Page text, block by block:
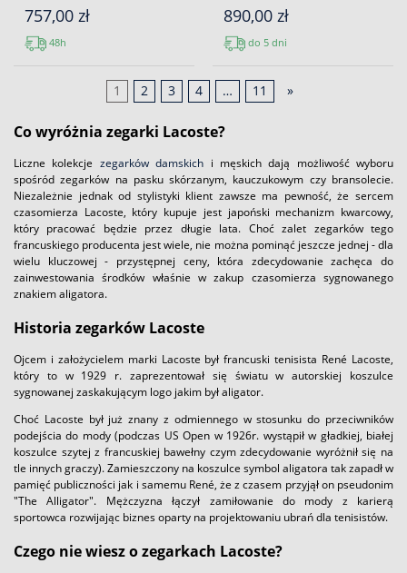
757,00 zł
48h
890,00 zł
do 5 dni
1 2 3 4 … 11 »
Co wyróżnia zegarki Lacoste?
Liczne kolekcje zegarków damskich i męskich dają możliwość wyboru
spośród zegarków na pasku skórzanym, kauczukowym czy bransolecie.
Niezależnie jednak od stylistyki klient zawsze ma pewność, że sercem
czasomierza Lacoste, który kupuje jest japoński mechanizm kwarcowy,
który pracować będzie przez długie lata. Choć zalet zegarków tego
francuskiego producenta jest wiele, nie można pominąć jeszcze jednej - dla
wielu kluczowej - przystępnej ceny, która zdecydowanie zachęca do
zainwestowania środków właśnie w zakup czasomierza sygnowanego
znakiem aligatora.
Historia zegarków Lacoste
Ojcem i założycielem marki Lacoste był francuski tenisista René Lacoste,
który to w 1929 r. zaprezentował się światu w autorskiej koszulce
sygnowanej zaskakującym logo jakim był aligator.
Choć Lacoste był już znany z odmiennego w stosunku do przeciwników
podejścia do mody (podczas US Open w 1926r. wystąpił w gładkiej, białej
koszulce szytej z francuskiej bawełny czym zdecydowanie wyróżnił się na
tle innych graczy). Zamieszczony na koszulce symbol aligatora tak zapadł w
pamięć publiczności jak i samemu René, że z czasem przyjął on pseudonim
"The Alligator". Mężczyzna łączył zamiłowanie do mody z karierą
sportowca rozwijając biznes oparty na projektowaniu ubrań dla tenisistów.
Czego nie wiesz o zegarkach Lacoste?